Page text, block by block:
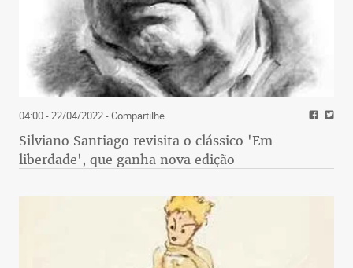
04:00 - 22/04/2022- Compartilhe
Silviano Santiago revisita o clássico 'Em
liberdade', que ganha nova edição